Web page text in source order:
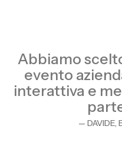
Abbiamo
evento
interattiva e
— DAVIDE,